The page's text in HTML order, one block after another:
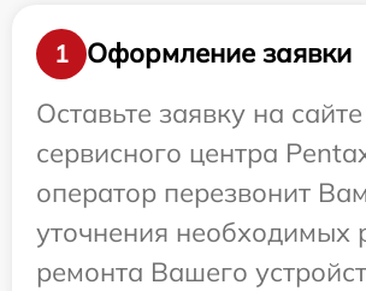
1
Оформление заявки
Оставьте заявку на сайте
сервисного центра
оператор перезвонит
уточнения необходимых
ремонта Вашего